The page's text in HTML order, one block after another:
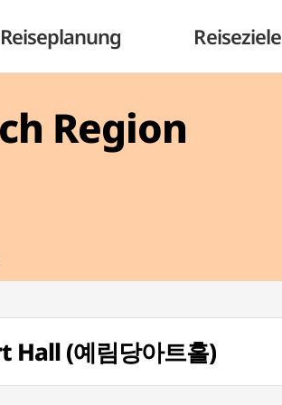
Reiseplanung Reiseziele
Region
(예림당아트홀)